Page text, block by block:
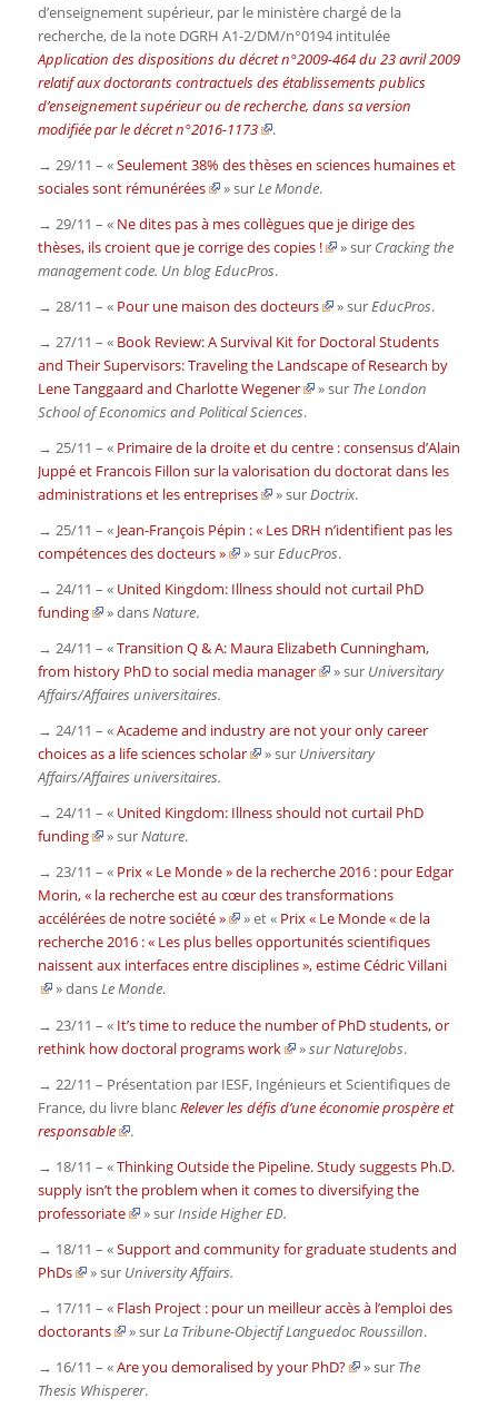
d’enseignement supérieur, par le ministère chargé de la
recherche, de la note DGRH A1-2/DM/n°0194 intitulée
Application des dispositions du décret n°2009-464 du 23 avril 2009
relatif aux doctorants contractuels des établissements publics
d’enseignement supérieur ou de recherche, dans sa version
modifiée par le décret n°2016-1173
.
→ 29/11 – «Seulement 38% des thèses en sciences humaines et
sociales sont rémunérées
» surLe Monde.
→ 29/11 – « Ne dites pas à mes collègues que je dirige des
thèses, ils croient que je corrige des copies !
» sur Cracking the
management code. Un blog EducPros.
→ 28/11 – « Pour une maison des docteurs » surEducPros.
→ 27/11 – « Book Review: A Survival Kit for Doctoral Students
and Their Supervisors: Traveling the Landscape of Research by
Lene Tanggaard and Charlotte Wegener
» sur The London
School of Economics and Political Sciences.
→ 25/11 – « Primaire de la droite et du centre : consensus d’Alain
Juppé et Francois Fillon sur la valorisation du doctorat dans les
administrations et les entreprises
» surDoctrix.
→ 25/11 – « Jean-François Pépin : « Les DRH n’identifient pas les
compétences des docteurs »
» surEducPros.
→ 24/11 – « United Kingdom: Illness should not curtail PhD
funding
» dansNature.
→ 24/11 – «Transition Q & A: Maura Elizabeth Cunningham,
from history PhD to social media manager
» sur Universitary
Affairs/Affaires universitaires.
→ 24/11 – «Academe and industry are not your only career
choices as a life sciences scholar
» sur Universitary
Affairs/Affaires universitaires.
→ 24/11 – « United Kingdom: Illness should not curtail PhD
funding
» surNature.
→ 23/11 – « Prix « Le Monde » de la recherche 2016 : pour Edgar
Morin, « la recherche est au cœur des transformations
accélérées de notre société »
» et « Prix « Le Monde « de la
recherche 2016 : « Les plus belles opportunités scientifiques
naissent aux interfaces entre disciplines », estime Cédric Villani
» dansLe Monde.
→ 23/11 – « It’s time to reduce the number of PhD students, or
rethink how doctoral programs work
»sur NatureJobs.
→ 22/11 – Présentation par IESF, Ingénieurs et Scientifiques de
France, du livre blancRelever les défis d’une économie prospère et
responsable
.
→ 18/11 – «Thinking Outside the Pipeline. Study suggests Ph.D.
supply isn’t the problem when it comes to diversifying the
professoriate
» surInside Higher ED.
→ 18/11 – «Support and community for graduate students and
PhDs
» sur University Affairs.
→ 17/11 – « Flash Project : pour un meilleur accès à l’emploi des
doctorants
» surLa Tribune-Objectif Languedoc Roussillon.
→ 16/11 – «Are you demoralised by your PhD? » sur The
Thesis Whisperer.